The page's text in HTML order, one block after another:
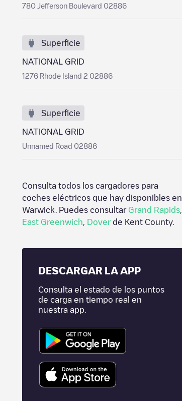
780 Jefferson Boulevard 02886
Superficie
NATIONAL GRID
1276 Rhode Island 2 02886
Superficie
NATIONAL GRID
Unnamed Road 02886
Consulta todos los cargadores para
coches eléctricos que hay disponibles en
Warwick
. Puedes consultar Grand Rapids
East Greenwich
Doverde Kent County.
DESCARGAR LA APP
Consulta el estado de los puntos
de carga en tiempo real en
nuestra app.